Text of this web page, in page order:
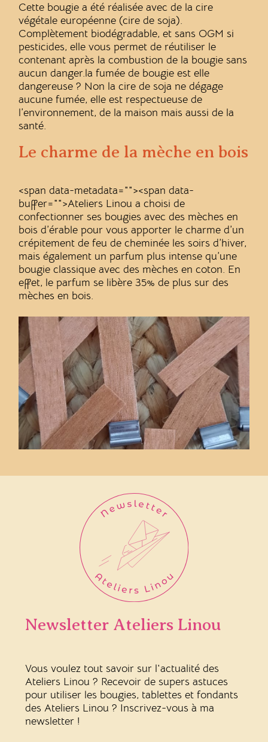
Cette bougie a été réalisée avec de la cire
végétale européenne (cire de soja).
Complètement biodégradable, et sans OGM si
pesticides, elle vous permet de réutiliser le
contenant après la combustion de la bougie sans
aucun danger.la fumée de bougie est elle
dangereuse ? Non la cire de soja ne dégage
aucune fumée, elle est respectueuse de
l’environnement, de la maison mais aussi de la
santé.
Le charme de la mèche en bois
<span data-metadata=""><span data-
buffer="">Ateliers Linou a choisi de
confectionner ses bougies avec des mèches en
bois d’érable pour vous apporter le charme d’un
crépitement de feu de cheminée les soirs d’hiver,
mais également un parfum plus intense qu’une
bougie classique avec des mèches en coton. En
effet, le parfum se libère 35% de plus sur des
mèches en bois.
Newsletter Ateliers Linou
Vous voulez tout savoir sur l'actualité des
Ateliers Linou ? Recevoir de supers astuces
pour utiliser les bougies, tablettes et fondants
des Ateliers Linou ? Inscrivez-vous à ma
newsletter !